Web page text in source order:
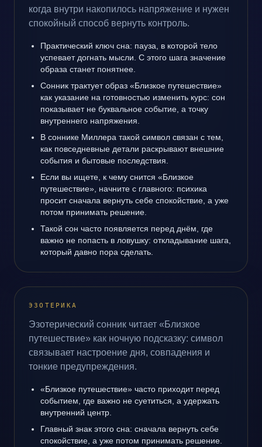
когда внутри накопилось напряжение и нужен
спокойный способ вернуть контроль.
Практический ключ сна: пауза, в которой тело
успевает догнать мысли. С этого шага значение
образа станет понятнее.
Сонник трактует образ «Близкое путешествие»
как указание на готовностью изменить курс: сон
показывает не буквальное событие, а точку
внутреннего напряжения.
В соннике Миллера такой символ связан с тем,
как повседневные детали раскрывают внешние
события и бытовые последствия.
Если вы ищете, к чему снится «Близкое
путешествие», начните с главного: психика
просит сначала вернуть себе спокойствие, а уже
потом принимать решение.
Такой сон часто появляется перед днём, где
важно не попасть в ловушку: откладывание шага,
который давно пора сделать.
ЭЗОТЕРИКА
Эзотерический сонник читает «Близкое
путешествие» как ночную подсказку: символ
связывает настроение дня, совпадения и
тонкие предупреждения.
«Близкое путешествие» часто приходит перед
событием, где важно не суетиться, а удержать
внутренний центр.
Главный знак этого сна: сначала вернуть себе
спокойствие, а уже потом принимать решение.